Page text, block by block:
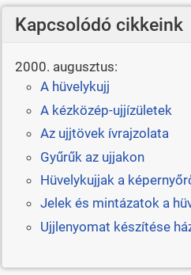
Kapcsolódó cikkeink
2000. augusztus:
A hüvelykujj
A kézközép-ujjízületek
Az ujjtövek ívrajzolata
Gyűrűk az ujjakon
Hüvelykujjak a
Jelek és mintázatok a
Ujjlenyomat készítése